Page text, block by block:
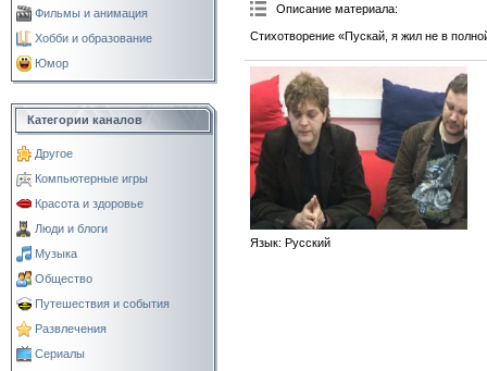
Фильмы и анимация
Хобби и образование
Юмор
Категории каналов
Другое
Компьютерные игры
Красота и здоровье
Люди и блоги
Музыка
Общество
Путешествия и события
Развлечения
Сериалы
Описание материала:
Стихотворение «Пускай, я жил не в
Язык: Русский